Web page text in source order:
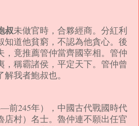
叔未做官時，合夥經商。分紅利
知道他貧窮，不認為他貪心。後
竟推薦管仲當齊國宰相。 管仲
稱霸諸侯，平定天下。 管仲曾
我者鮑叔也。
前245年），中國古代戰國時代
村）名士。 魯仲連不願出任官